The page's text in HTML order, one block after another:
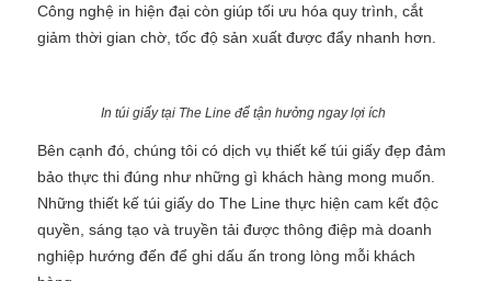
Công nghệ in hiện đại còn giúp tối ưu hóa quy trình, cắt
giảm thời gian chờ, tốc độ sản xuất được đẩy nhanh hơn.
In túi giấy tại The Line để tận hưởng ngay lợi ích
Bên cạnh đó, chúng tôi có dịch vụ thiết kế túi giấy đẹp đảm
bảo thực thi đúng như những gì khách hàng mong muốn.
Những thiết kế túi giấy do The Line thực hiện cam kết độc
quyền, sáng tạo và truyền tải được thông điệp mà doanh
nghiệp hướng đến để ghi dấu ấn trong lòng mỗi khách